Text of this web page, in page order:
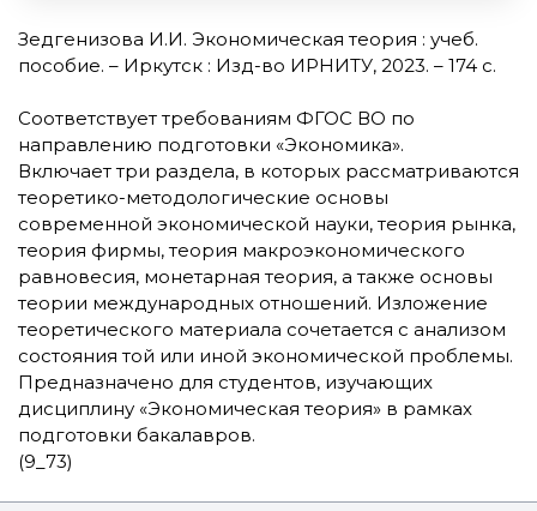
Зедгенизова И.И. Экономическая теория : учеб.
пособие. – Иркутск : Изд-во ИРНИТУ, 2023. – 174 с.
Соответствует требованиям ФГОС ВО по
направлению подготовки «Экономика».
Включает три раздела, в которых рассматриваются
теоретико-методологические основы
современной экономической науки, теория рынка,
теория фирмы, теория макроэкономического
равновесия, монетарная теория, а также основы
теории международных отношений. Изложение
теоретического материала сочетается с анализом
состояния той или иной экономической проблемы.
Предназначено для студентов, изучающих
дисциплину «Экономическая теория» в рамках
подготовки бакалавров.
(9_73)